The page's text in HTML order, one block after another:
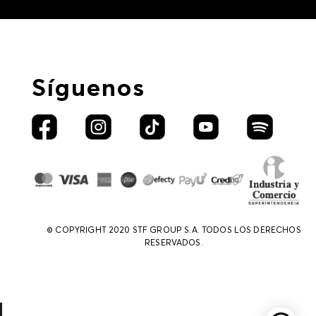
Síguenos
© COPYRIGHT 2020 STF GROUP S.A. TODOS LOS DERECHOS
RESERVADOS.